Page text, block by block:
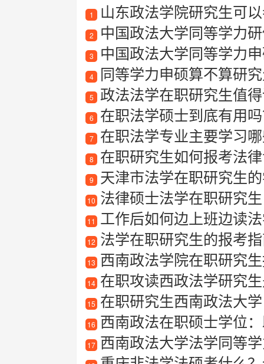
1 山东政法学院研究生可
2 中国政法大学同等学力
3 中国政法大学同等学力
4 同等学力申硕算不算研
5 政法法学在职研究生值
6 在职法学硕士到底有用
7 在职法学专业主要学习哪
8 在职研究生如何报考法
9 天津市法学在职研究生
10 法律硕士法学在职研究生
11 工作后如何边上班边读
12 法学在职研究生的报考
13 西南政法学院在职研究
14 在职攻读西政法学研究生是
15 在职研究生西南政法大学
16 西南政法在职硕士学位
17 西南政法大学法学同等学